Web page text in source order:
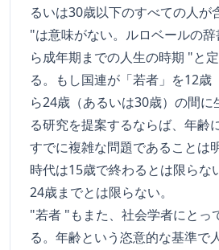
るいは30歳以下のすべての人が
"は意味がない。ルロベールの
ら成年期までの人生の時期 "と
る。もし国連が「若者」を12歳
ら24歳（あるいは30歳）の間に
る研究を提案するならば、年齢
すでに複雑な問題であることは
時代は15歳で終わるとは限らな
24歳までとは限らない。
"若者 "もまた、社会学者にとっ
る。年齢という恣意的な基準で